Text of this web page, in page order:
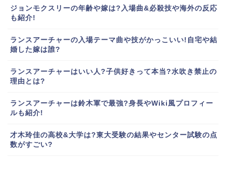
ジョンモクスリーの年齢や嫁は?入場曲&必殺技や海外の反応
も紹介!
ランスアーチャーの入場テーマ曲や技がかっこいい!自宅や結
婚した嫁は誰?
ランスアーチャーはいい人?子供好きって本当?水吹き禁止の
理由とは?
ランスアーチャーは鈴木軍で最強?身長やWiki風プロフィー
ルも紹介!
才木玲佳の高校&大学は?東大受験の結果やセンター試験の点
数がすごい?